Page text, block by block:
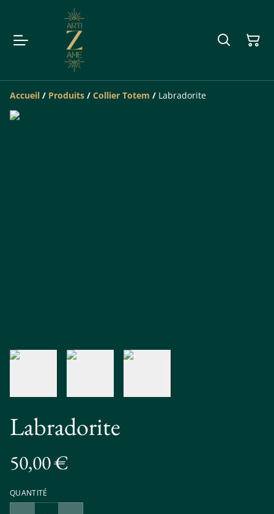
Accueil / Produits / Collier Totem / Labradorite
Labradorite
50,00 €
QUANTITÉ